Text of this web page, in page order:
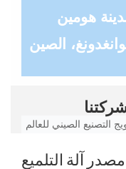
آلة التلميع